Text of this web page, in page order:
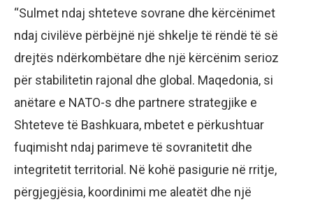
“Sulmet ndaj shteteve sovrane dhe kërcënimet
ndaj civilëve përbëjnë një shkelje të rëndë të së
drejtës ndërkombëtare dhe një kërcënim serioz
për stabilitetin rajonal dhe global. Maqedonia, si
anëtare e NATO-s dhe partnere strategjike e
Shteteve të Bashkuara, mbetet e përkushtuar
fuqimisht ndaj parimeve të sovranitetit dhe
integritetit territorial. Në kohë pasigurie në rritje,
përgjegjësia, koordinimi me aleatët dhe një